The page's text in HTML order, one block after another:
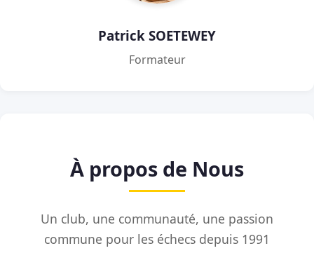
Patrick SOETEWEY
Formateur
À propos de Nous
Un club, une communauté, une passion
commune pour les échecs depuis 1991